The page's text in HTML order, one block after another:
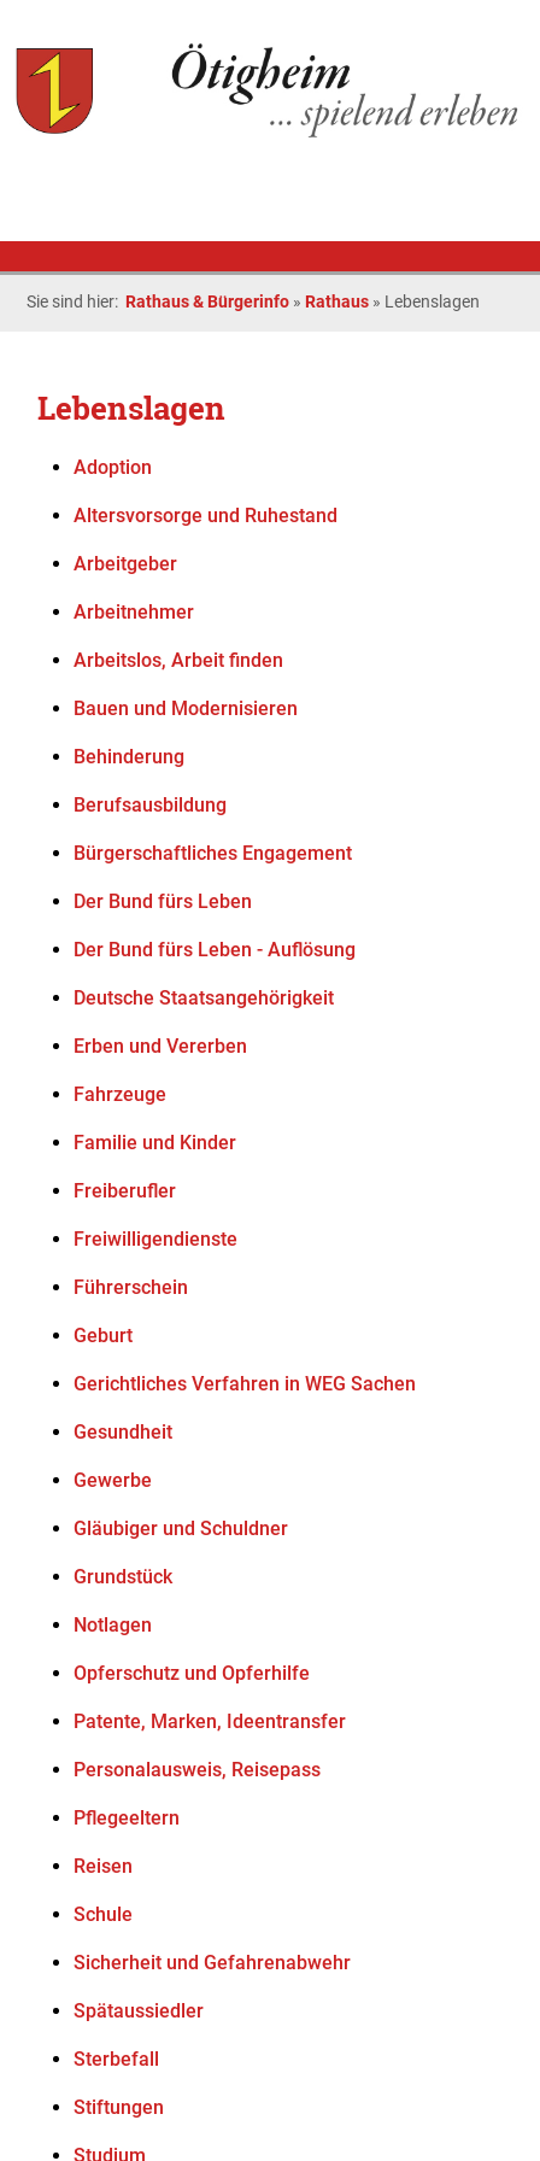
Sie sind hier: Rathaus & Bürgerinfo » Rathaus » Lebenslagen
Lebenslagen
Adoption
Altersvorsorge und Ruhestand
Arbeitgeber
Arbeitnehmer
Arbeitslos, Arbeit finden
Bauen und Modernisieren
Behinderung
Berufsausbildung
Bürgerschaftliches Engagement
Der Bund fürs Leben
Der Bund fürs Leben - Auflösung
Deutsche Staatsangehörigkeit
Erben und Vererben
Fahrzeuge
Familie und Kinder
Freiberufler
Freiwilligendienste
Führerschein
Geburt
Gerichtliches Verfahren in WEG Sachen
Gesundheit
Gewerbe
Gläubiger und Schuldner
Grundstück
Notlagen
Opferschutz und Opferhilfe
Patente, Marken, Ideentransfer
Personalausweis, Reisepass
Pflegeeltern
Reisen
Schule
Sicherheit und Gefahrenabwehr
Spätaussiedler
Sterbefall
Stiftungen
Studium